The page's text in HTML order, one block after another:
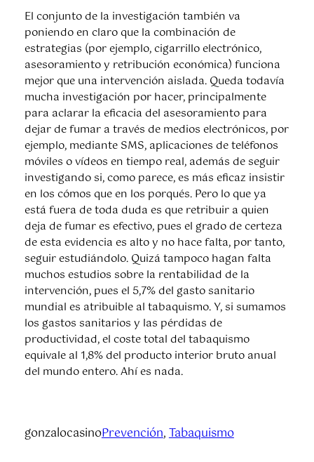
El conjunto de la investigación también va
poniendo en claro que la combinación de
estrategias (por ejemplo, cigarrillo electrónico,
asesoramiento y retribución económica) funciona
mejor que una intervención aislada. Queda todavía
mucha investigación por hacer, principalmente
para aclarar la eficacia del asesoramiento para
dejar de fumar a través de medios electrónicos, por
ejemplo, mediante SMS, aplicaciones de teléfonos
móviles o vídeos en tiempo real, además de seguir
investigando si, como parece, es más eficaz insistir
en los cómos que en los porqués. Pero lo que ya
está fuera de toda duda es que retribuir a quien
deja de fumar es efectivo, pues el grado de certeza
de esta evidencia es alto y no hace falta, por tanto,
seguir estudiándolo. Quizá tampoco hagan falta
muchos estudios sobre la rentabilidad de la
intervención, pues el 5,7% del gasto sanitario
mundial es atribuible al tabaquismo. Y, si sumamos
los gastos sanitarios y las pérdidas de
productividad, el coste total del tabaquismo
equivale al 1,8% del producto interior bruto anual
del mundo entero. Ahí es nada.
gonzalocasinoPrevención, Tabaquismo